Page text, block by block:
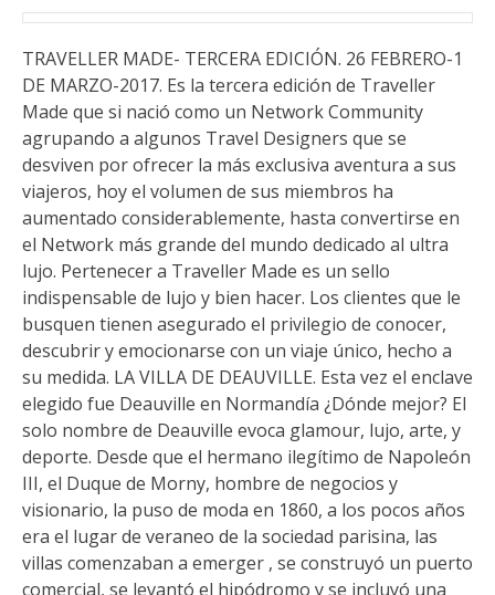
TRAVELLER MADE- TERCERA EDICIÓN. 26 FEBRERO-1
DE MARZO-2017. Es la tercera edición de Traveller
Made que si nació como un Network Community
agrupando a algunos Travel Designers que se
desviven por ofrecer la más exclusiva aventura a sus
viajeros, hoy el volumen de sus miembros ha
aumentado considerablemente, hasta convertirse en
el Network más grande del mundo dedicado al ultra
lujo. Pertenecer a Traveller Made es un sello
indispensable de lujo y bien hacer. Los clientes que le
busquen tienen asegurado el privilegio de conocer,
descubrir y emocionarse con un viaje único, hecho a
su medida. LA VILLA DE DEAUVILLE. Esta vez el enclave
elegido fue Deauville en Normandía ¿Dónde mejor? El
solo nombre de Deauville evoca glamour, lujo, arte, y
deporte. Desde que el hermano ilegítimo de Napoleón
III, el Duque de Morny, hombre de negocios y
visionario, la puso de moda en 1860, a los pocos años
era el lugar de veraneo de la sociedad parisina, las
villas comenzaban a emerger , se construyó un puerto
comercial, se levantó el hipódromo y se incluyó una